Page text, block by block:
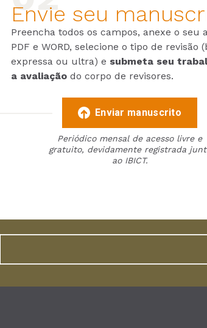
Envie seu
Preencha todos os campos, anexe o seu
PDF e WORD, selecione o tipo de revisão
expressa ou ultra) e submeta seu
a avaliação do corpo de revisores.
Enviar manuscrito
Periódico mensal de acesso livre e
gratuito, devidamente registrada
ao IBICT.